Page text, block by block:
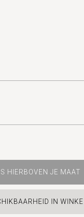
HIERBOVEN JE MAAT
IN